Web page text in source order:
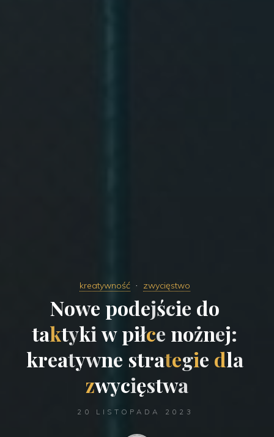
kreatywność zwycięstwo
Nowe podejście do
taktyki w piłce nożnej:
kreatywne strategie dla
zwycięstwa
20 LISTOPADA 2023